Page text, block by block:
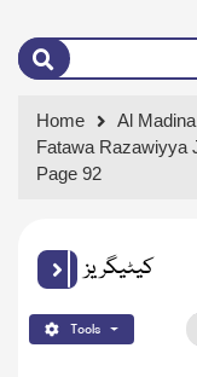
Home
Al
Fatawa Razawiyya
Page 92
کیٹیگریز
Tools